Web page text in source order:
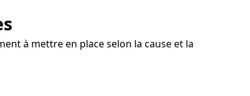
à mettre en place selon la cause et la